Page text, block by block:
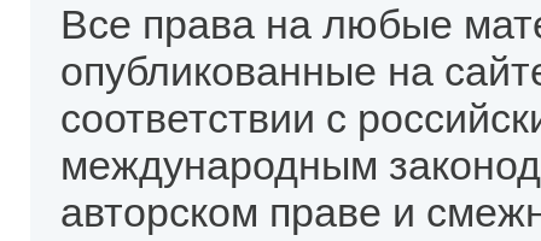
Все права на любые
опубликованные на
соответствии с
международным
авторском праве и